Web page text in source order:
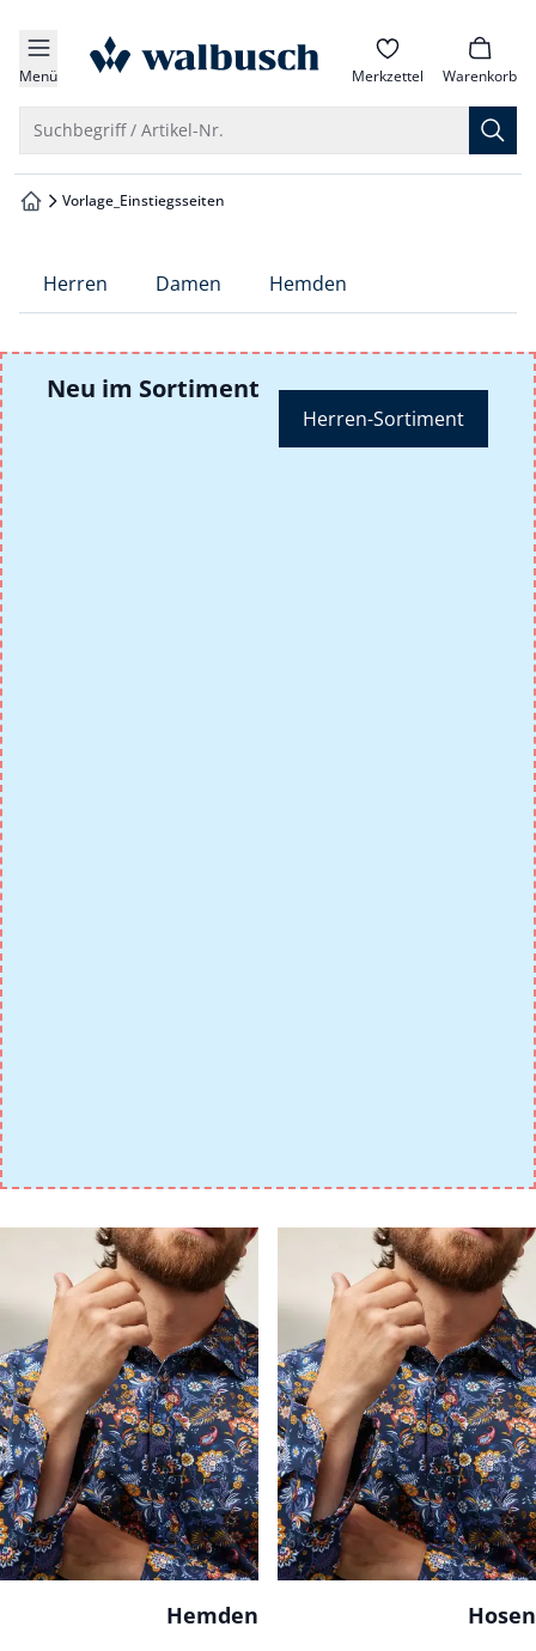
springen
springen
springen
springen
Menü zur Startseite Merkzettel Warenkorb
Suchbegriff / Artikel-Nr.
zur Startseite
Vorlage_Einstiegsseiten
Herren Damen Hemden
Neu im Sortiment
Herren-Sortiment
Hemden Hosen